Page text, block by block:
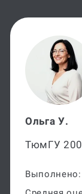
Ольга У.
ТюмГУ
Выполнено: